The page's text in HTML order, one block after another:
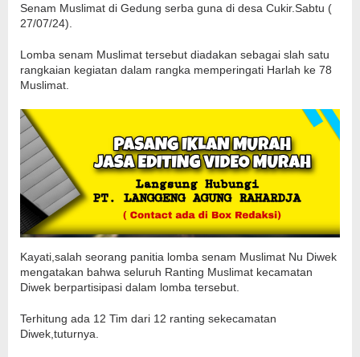
Senam Muslimat di Gedung serba guna di desa Cukir.Sabtu (
27/07/24).
Lomba senam Muslimat tersebut diadakan sebagai slah satu
rangkaian kegiatan dalam rangka memperingati Harlah ke 78
Muslimat.
Kayati,salah seorang panitia lomba senam Muslimat Nu Diwek
mengatakan bahwa seluruh Ranting Muslimat kecamatan
Diwek berpartisipasi dalam lomba tersebut.
Terhitung ada 12 Tim dari 12 ranting sekecamatan
Diwek,tuturnya.